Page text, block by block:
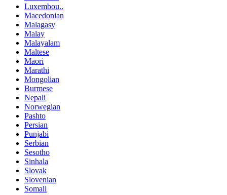
Luxembou..
Macedonian
Malagasy
Malay
Malayalam
Maltese
Maori
Marathi
Mongolian
Burmese
Nepali
Norwegian
Pashto
Persian
Punjabi
Serbian
Sesotho
Sinhala
Slovak
Slovenian
Somali